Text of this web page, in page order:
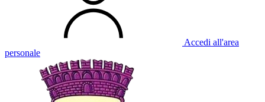
Accedi all'area
personale